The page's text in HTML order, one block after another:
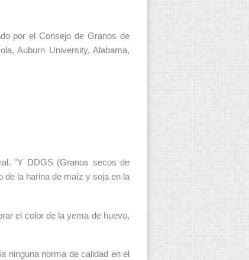
por el Consejo de Granos de
Auburn University, Alabama,
"Y DDGS (Granos secos de
de la harina de maíz y soja en la
el color de la yema de huevo,
ninguna norma de calidad en el